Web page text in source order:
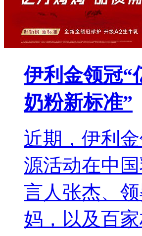
伊利金领冠“
奶粉新标准”
近期，伊利
源活动在中
言人张杰、
妈，以及百